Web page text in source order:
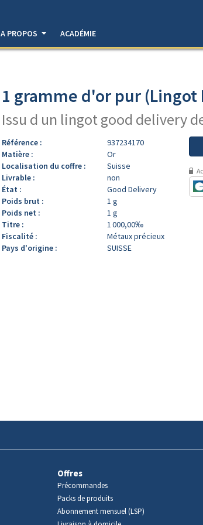
A PROPOS ACADÉMIE
1 gramme d'or pur (Lingot
Issu d un lingot good delivery
Référence :
937234170
Matière :
Or
Localisation du coffre :
Suisse
Livrable :
non
État :
Good Delivery
Poids brut :
1 g
Poids net :
1 g
Titre :
1 000,00‰
Fiscalité :
Métaux précieux
Pays d'origine :
SUISSE
Offres
Précommandes
Packs de produits
Abonnement mensuel (LSP)